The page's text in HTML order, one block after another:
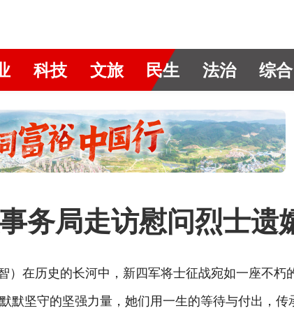
科技 文旅 民生 法治 综合
务局走访慰问烈士遗
）在历史的长河中，新四军将士征战宛如一座不朽
默坚守的坚强力量，她们用一生的等待与付出，传